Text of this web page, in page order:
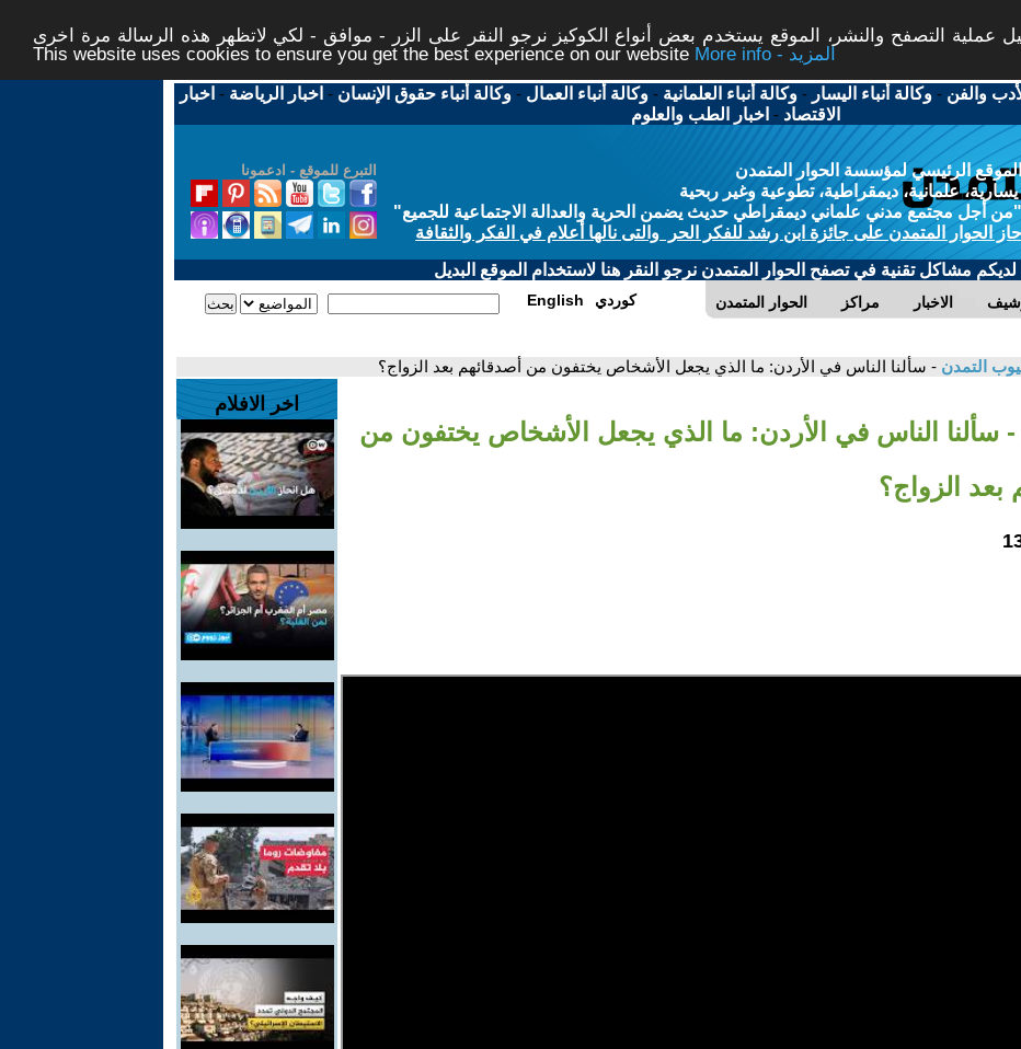
عملية التصفح والنشر، الموقع يستخدم بعض أنواع الكوكيز نرجو النقر على الزر - موافق - لكي لاتظهر هذه الرسالة مرة اخرى -
This website uses cookies to ensure you get the best experience on our website
More info - المزيد
والفن -وكالة أنباء اليسار -وكالة أنباء العلمانية -وكالة أنباء العمال -وكالة أنباء حقوق الإنسان - اخبار الرياضة - اخبار
الاقتصاد - اخبار الطب والعلوم
التبرع للموقع - ادعمونا
الموقع الرئيسي لمؤسسة الحوار المتمدن
يسارية، علمانية، ديمقراطية، تطوعية وغير ربحية
"من أجل مجتمع مدني علماني ديمقراطي حديث يضمن الحرية والعدالة الاجتماعية للجميع"
حاز الحوار المتمدن على جائزة ابن رشد للفكر الحر والتى نالها أعلام في الفكر والثقافة
لديكم مشاكل تقنية في تصفح الحوار المتمدن نرجو النقر هنا لاستخدام الموقع البديل
الحوار المتمدن مراكز الاخبار English كوردي
التمدن - سألنا الناس في الأردن: ما الذي يجعل الأشخاص يختفون من أصدقائهم بعد الزواج؟
- سألنا الناس في الأردن: ما الذي يجعل الأشخاص يختفون من
بعد الزواج؟
اخر الافلام